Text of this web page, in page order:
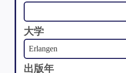
大学
出版年